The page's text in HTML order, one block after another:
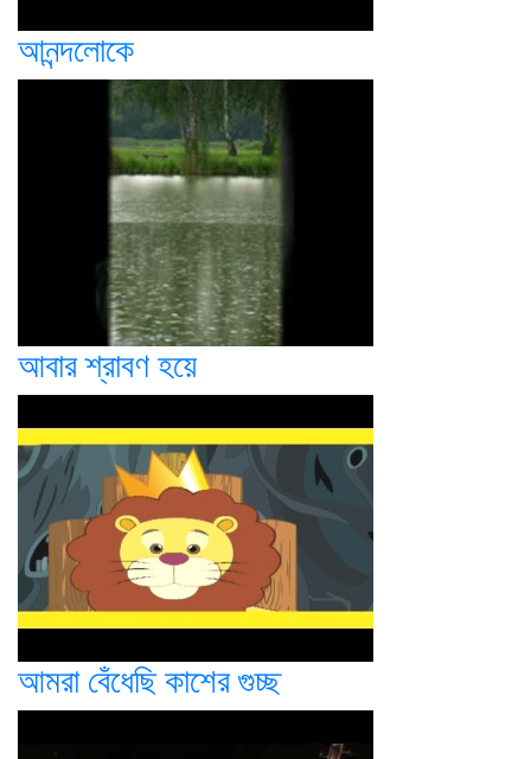
আনন্দলোকে
আবার শ্রাবণ হয়ে
আমরা বেঁধেছি কাশের গুচ্ছ